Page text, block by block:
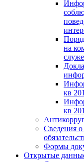
на
кв
кв
Сведения о
Формы
Открытые